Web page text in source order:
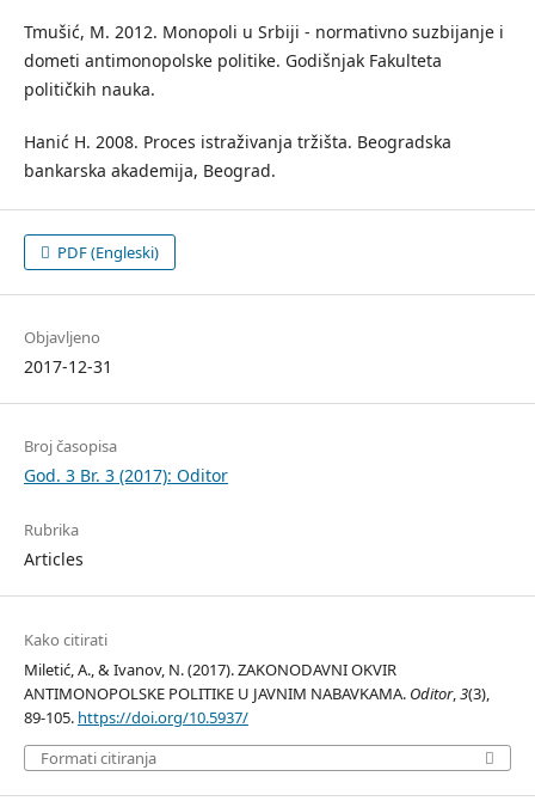
Tmušić, M. 2012. Monopoli u Srbiji - normativno suzbijanje i
dometi antimonopolske politike. Godišnjak Fakulteta
političkih nauka.
Hanić H. 2008. Proces istraživanja tržišta. Beogradska
bankarska akademija, Beograd.
PDF (Engleski)
Objavljeno
2017-12-31
Broj časopisa
God. 3 Br. 3 (2017): Oditor
Rubrika
Articles
Kako citirati
Miletić, A., & Ivanov, N. (2017). ZAKONODAVNI OKVIR
ANTIMONOPOLSKE POLITIKE U JAVNIM NABAVKAMA. Oditor, 3(3),
89-105. https://doi.org/10.5937/
Formati citiranja